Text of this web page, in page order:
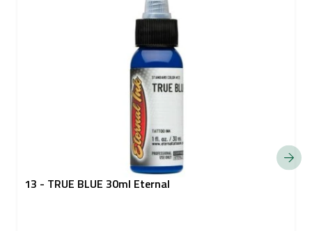
13 - TRUE BLUE 30ml Eternal